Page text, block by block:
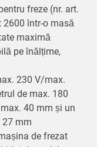
freze (nr. art.
2600 într-o masă
maximă
pe înălțime,
230 V/max.
de max. 180
40 mm și un
27 mm
de frezat